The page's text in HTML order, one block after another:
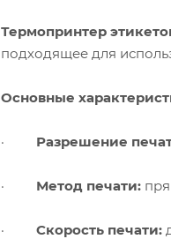
Термопринтер
подходящее для
Основные
· Разрешение
· Метод печати:
· Скорость печати: